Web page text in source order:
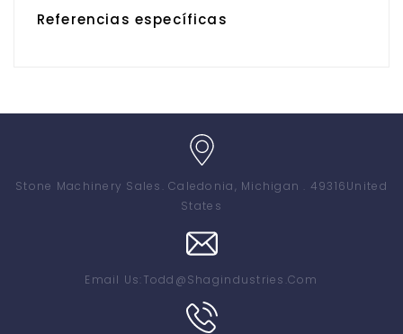
Referencias específicas
Stone Machinery Sales . Caledonia, Michigan . 49316United
States
Email Us:Todd@shagindustries.com